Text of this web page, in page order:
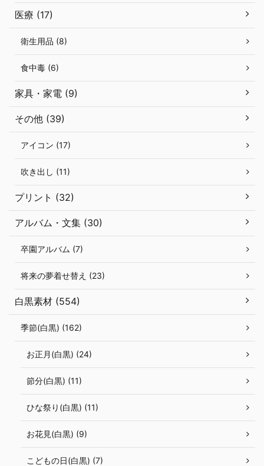
医療 (17)
衛生用品 (8)
食中毒 (6)
家具・家電 (9)
その他 (39)
アイコン (17)
吹き出し (11)
プリント (32)
アルバム・文集 (30)
卒園アルバム (7)
将来の夢着せ替え (23)
白黒素材 (554)
季節(白黒) (162)
お正月(白黒) (24)
節分(白黒) (11)
ひな祭り(白黒) (11)
お花見(白黒) (9)
こどもの日(白黒) (7)